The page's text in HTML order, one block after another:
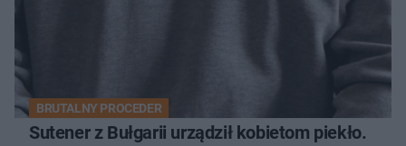
BRUTALNY PROCEDER
Sutener z Bułgarii urządził kobietom piekło.